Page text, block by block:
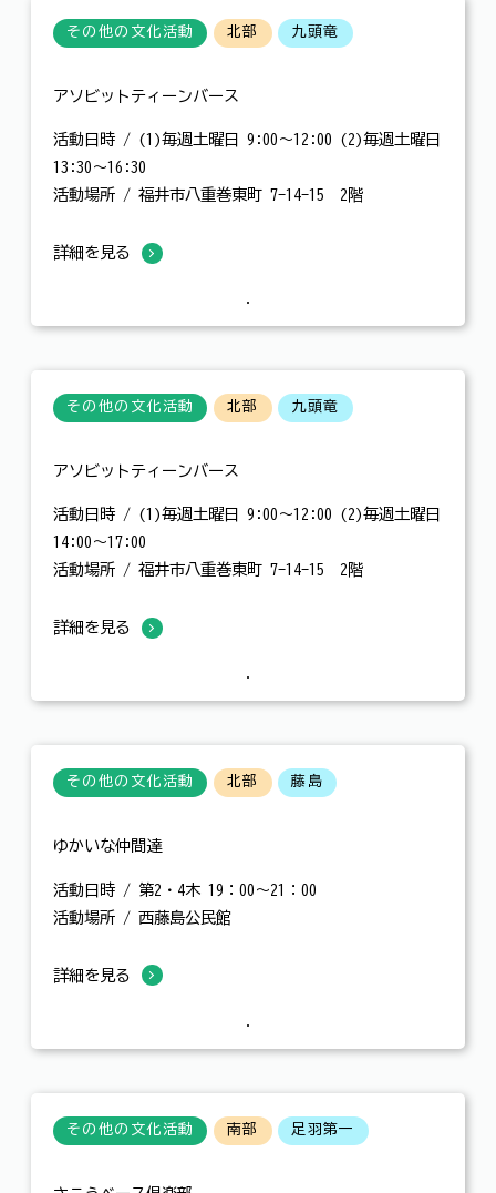
その他の文化活動 北部 九頭竜
アソビットティーンバース
活動日時 / (1)毎週土曜日 9:00～12:00 (2)毎週土曜日
13:30～16:30
活動場所 / 福井市八重巻東町 7-14-15 2階
詳細を見る
その他の文化活動 北部 九頭竜
アソビットティーンバース
活動日時 / (1)毎週土曜日 9:00～12:00 (2)毎週土曜日
14:00～17:00
活動場所 / 福井市八重巻東町 7-14-15 2階
詳細を見る
その他の文化活動 北部 藤島
ゆかいな仲間達
活動日時 / 第2・4木 19：00～21：00
活動場所 / 西藤島公民館
詳細を見る
その他の文化活動 南部 足羽第一